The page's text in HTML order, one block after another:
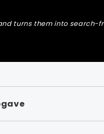
turns them into search-